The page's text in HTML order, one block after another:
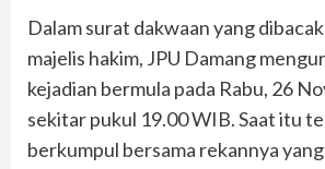
Dalam surat dakwaan yang
majelis hakim, JPU Damang
kejadian bermula pada Rabu, 26
sekitar pukul 19.00 WIB. Saat itu
berkumpul bersama rekannya